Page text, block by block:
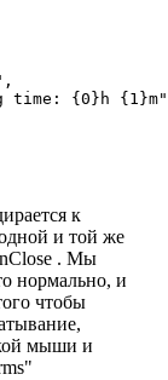
time: {0}h
к
и той же
. Мы
нормально, и
чтобы
мыши и